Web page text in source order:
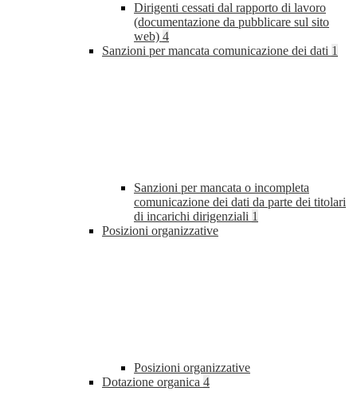
Dirigenti cessati dal rapporto di lavoro
(documentazione da pubblicare sul sito
web) 4
Sanzioni per mancata comunicazione dei dati 1
Sanzioni per mancata o incompleta
comunicazione dei dati da parte dei titolari
di incarichi dirigenziali 1
Posizioni organizzative
Posizioni organizzative
Dotazione organica 4